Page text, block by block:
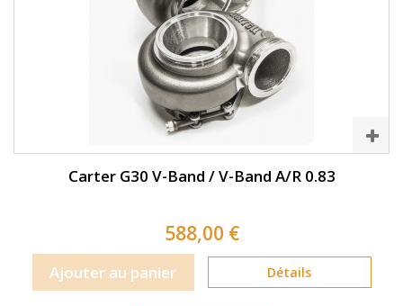
Carter G30 V-Band / V-Band A/R 0.83
588,00 €
Ajouter au panier Détails